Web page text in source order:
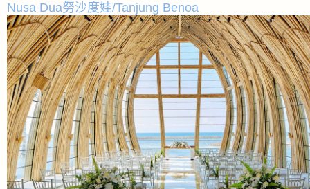
Nusa Dua努沙度娃/Tanjung Benoa